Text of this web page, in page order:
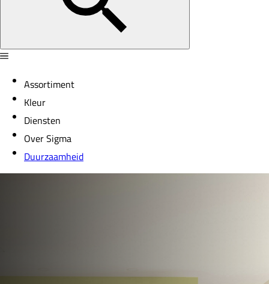
Assortiment
Kleur
Diensten
Over Sigma
Duurzaamheid